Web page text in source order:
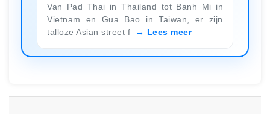
Van Pad Thai in Thailand tot Banh Mi in
Vietnam en Gua Bao in Taiwan, er zijn
talloze Asian street f
Lees meer